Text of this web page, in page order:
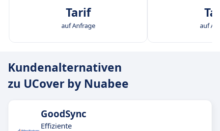
Tarif
auf Anfrage auf
Kundenalternativen
zu UCover by Nuabee
GoodSync
Effiziente